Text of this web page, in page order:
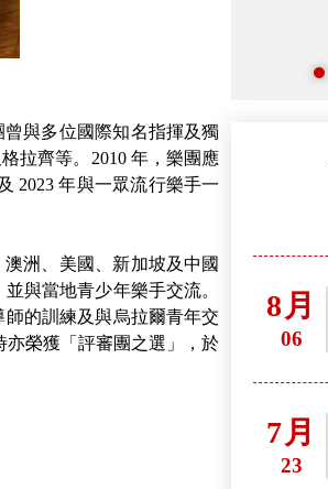
與多位國際知名指揮及獨
拉齊等。2010 年，樂團應
2023 年與一眾流行樂手一
洲、美國、新加坡及中國
與當地青少年樂手交流。
的訓練及與烏拉爾青年交
亦榮獲「評審團之選」，於
8月
06
7月
23